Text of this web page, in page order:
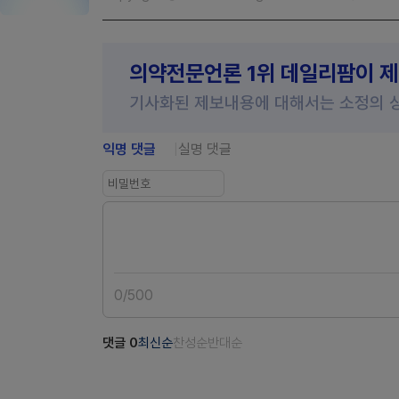
의약전문언론 1위 데일리팜이
기사화된 제보내용에 대해서는 소정의
익명 댓글 실명 댓글
0/500
댓글 0최신순찬성순반대순